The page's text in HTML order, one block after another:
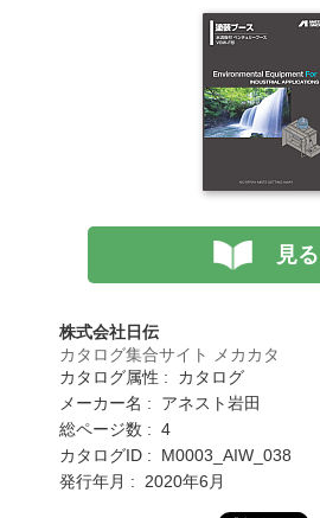
見る
株式会社日伝
カタログ集合サイト メカカタ
カタログ属性 : カタログ
メーカー名 : アネスト岩田
総ページ数 : 4
カタログID : M0003_AIW_038
発行年月 : 2020年6月